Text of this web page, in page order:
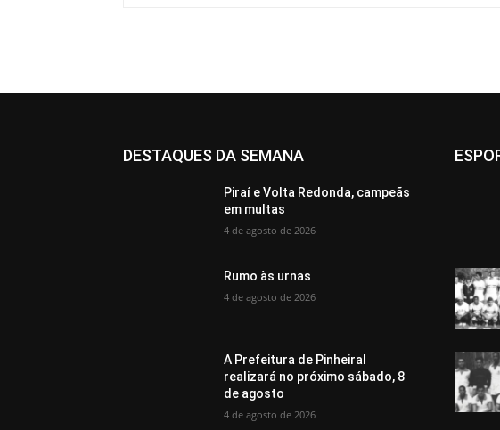
DESTAQUES DA SEMANA
Piraí e Volta Redonda, campeãs
em multas
4 de agosto de 2026
Rumo às urnas
4 de agosto de 2026
A Prefeitura de Pinheiral
realizará no próximo sábado, 8
de agosto
4 de agosto de 2026